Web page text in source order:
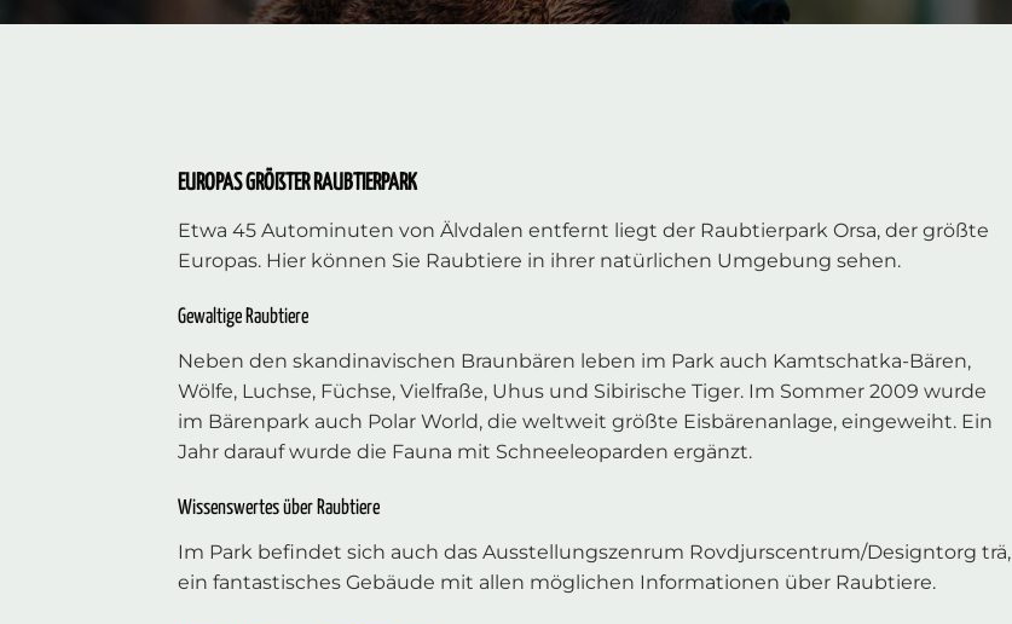
EUROPAS GRÖẞTER RAUBTIERPARK
Etwa 45 Autominuten von Älvdalen entfernt liegt der Raubtierpark Orsa, der größte
Europas. Hier können Sie Raubtiere in ihrer natürlichen Umgebung sehen.
Gewaltige Raubtiere
Neben den skandinavischen Braunbären leben im Park auch Kamtschatka-Bären,
Wölfe, Luchse, Füchse, Vielfraße, Uhus und Sibirische Tiger. Im Sommer 2009 wurde
im Bärenpark auch Polar World, die weltweit größte Eisbärenanlage, eingeweiht. Ein
Jahr darauf wurde die Fauna mit Schneeleoparden ergänzt.
Wissenswertes über Raubtiere
Im Park befindet sich auch das Ausstellungszenrum Rovdjurscentrum/Designtorg trä,
ein fantastisches Gebäude mit allen möglichen Informationen über Raubtiere.